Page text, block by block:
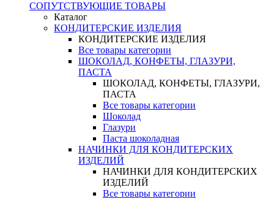
СОПУТСТВУЮЩИЕ ТОВАРЫ
Каталог
КОНДИТЕРСКИЕ ИЗДЕЛИЯ
КОНДИТЕРСКИЕ ИЗДЕЛИЯ
Все товары категории
ШОКОЛАД, КОНФЕТЫ, ГЛАЗУРИ,
ПАСТА
ШОКОЛАД, КОНФЕТЫ, ГЛАЗУРИ,
ПАСТА
Все товары категории
Шоколад
Глазури
Паста шоколадная
НАЧИНКИ ДЛЯ КОНДИТЕРСКИХ
ИЗДЕЛИЙ
НАЧИНКИ ДЛЯ КОНДИТЕРСКИХ
ИЗДЕЛИЙ
Все товары категории